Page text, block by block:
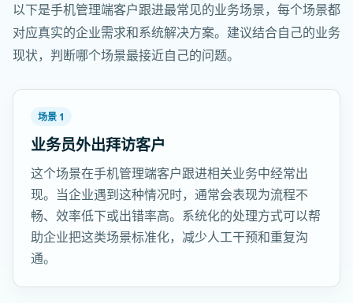
以下是手机管理端客户跟进最常见的业务场景，每个场景都
对应真实的企业需求和系统解决方案。建议结合自己的业务
现状，判断哪个场景最接近自己的问题。
场景 1
业务员外出拜访客户
这个场景在手机管理端客户跟进相关业务中经常出
现。当企业遇到这种情况时，通常会表现为流程不
畅、效率低下或出错率高。系统化的处理方式可以帮
助企业把这类场景标准化，减少人工干预和重复沟
通。